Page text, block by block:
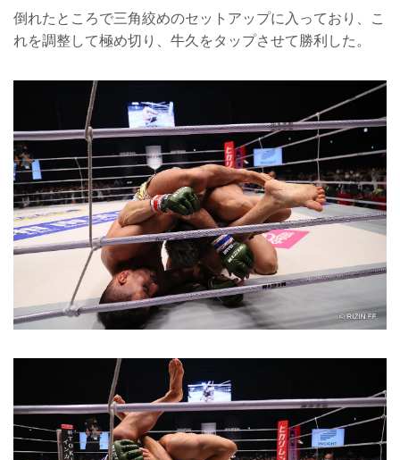
倒れたところで三角絞めのセットアップに入っており、こ
れを調整して極め切り、牛久をタップさせて勝利した。